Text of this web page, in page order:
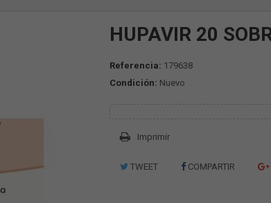
HUPAVIR 20
Referencia: 179638
Condición: Nuevo
Imprimir
TWEET COMPARTIR